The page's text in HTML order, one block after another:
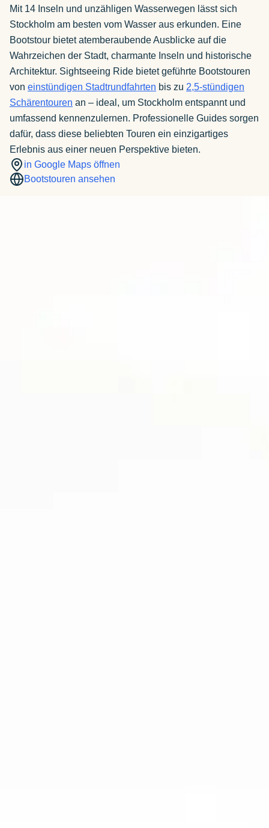
Mit 14 Inseln und unzähligen Wasserwegen lässt sich
Stockholm am besten vom Wasser aus erkunden. Eine
Bootstour bietet atemberaubende Ausblicke auf die
Wahrzeichen der Stadt, charmante Inseln und historische
Architektur. Sightseeing Ride bietet geführte Bootstouren
von einstündigen Stadtrundfahrten bis zu 2,5-stündigen
Schärentouren an – ideal, um Stockholm entspannt und
umfassend kennenzulernen. Professionelle Guides sorgen
dafür, dass diese beliebten Touren ein einzigartiges
Erlebnis aus einer neuen Perspektive bieten.
in Google Maps öffnen
Bootstouren ansehen